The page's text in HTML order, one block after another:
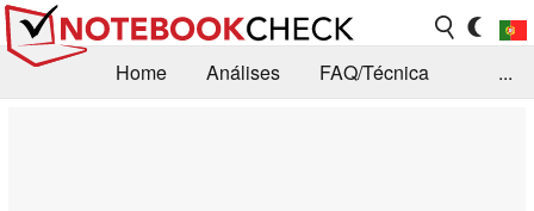
Home Análises
FAQ/Técnica
...